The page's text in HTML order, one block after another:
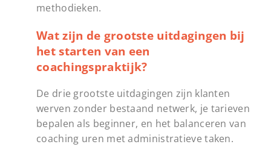
methodieken.
Wat zijn de grootste uitdagingen bij
het starten van een
coachingspraktijk?
De drie grootste uitdagingen zijn klanten
werven zonder bestaand netwerk, je tarieven
bepalen als beginner, en het balanceren van
coaching uren met administratieve taken.